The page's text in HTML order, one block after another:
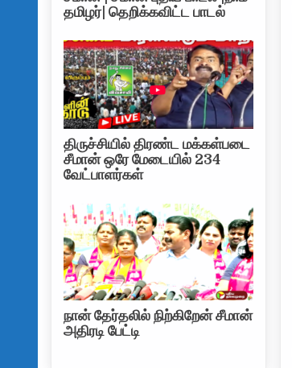
தமிழர்| தெறிக்கவிட்ட பாடல்
திருச்சியில் திரண்ட மக்கள்படை
சீமான் ஒரே மேடையில் 234
வேட்பாளர்கள்
நான் தேர்தலில் நிற்கிறேன் சீமான்
அதிரடி பேட்டி